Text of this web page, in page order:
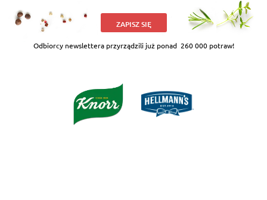
ZAPISZ SIĘ
Odbiorcy newslettera przyrządzili już ponad 260 000 potraw!